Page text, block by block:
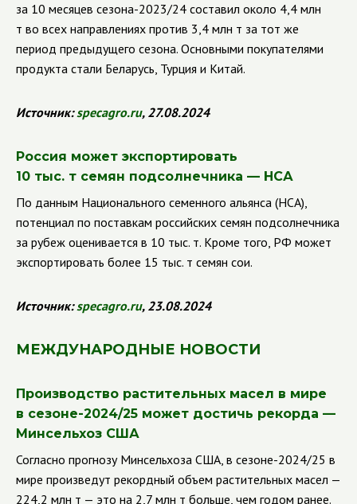
за 10 месяцев сезона-2023/24 составил около 4,4 млн
т во всех направлениях против 3,4 млн т за тот же
период предыдущего сезона. Основными покупателями
продукта стали Беларусь, Турция и Китай.
Источник:specagro.ru, 27.08.2024
Россия может экспортировать
10 тыс. т семян подсолнечника — НСА
По данным Национального семенного альянса (НСА),
потенциал по поставкам российских семян подсолнечника
за рубеж оценивается в 10 тыс. т. Кроме того, РФ может
экспортировать более 15 тыс. т семян сои.
Источник:specagro.ru, 23.08.2024
МЕЖДУНАРОДНЫЕ НОВОСТИ
Производство растительных масел в мире
в сезоне-2024/25 может достичь рекорда —
Минсельхоз США
Согласно прогнозу Минсельхоза США, в сезоне-2024/25 в
мире произведут рекордный объем растительных масел —
224,2 млн т — это на 2,7 млн т больше, чем годом ранее.